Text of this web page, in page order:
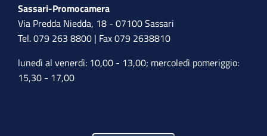
Sassari-Promocamera
Via Predda Niedda, 18 - 07100 Sassari
Tel. 079 263 8800 | Fax 079 2638810
lunedì al venerdì: 10,00 - 13,00; mercoledì pomeriggio:
15,30 - 17,00